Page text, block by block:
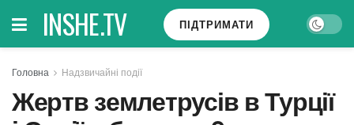
INSHE.TV ПІДТРИМАТИ
Головна Надзвичайні події
Жертв землетрусів в Турції